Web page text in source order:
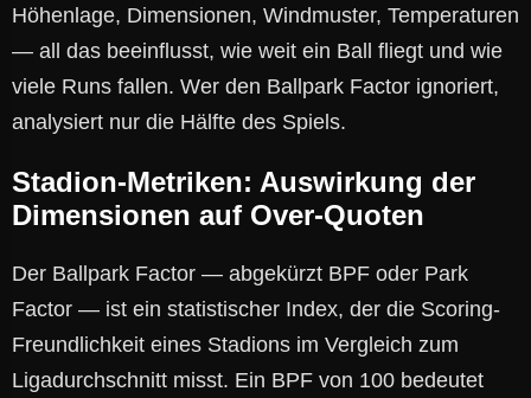
Höhenlage, Dimensionen, Windmuster, Temperaturen
— all das beeinflusst, wie weit ein Ball fliegt und wie
viele Runs fallen. Wer den Ballpark Factor ignoriert,
analysiert nur die Hälfte des Spiels.
Stadion-Metriken: Auswirkung der
Dimensionen auf Over-Quoten
Der Ballpark Factor — abgekürzt BPF oder Park
Factor — ist ein statistischer Index, der die Scoring-
Freundlichkeit eines Stadions im Vergleich zum
Ligadurchschnitt misst. Ein BPF von 100 bedeutet